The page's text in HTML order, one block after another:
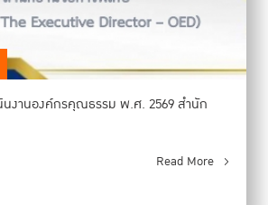
นงานองค์กรคุณธรรม พ.ศ. 2569 สำนัก
Read More